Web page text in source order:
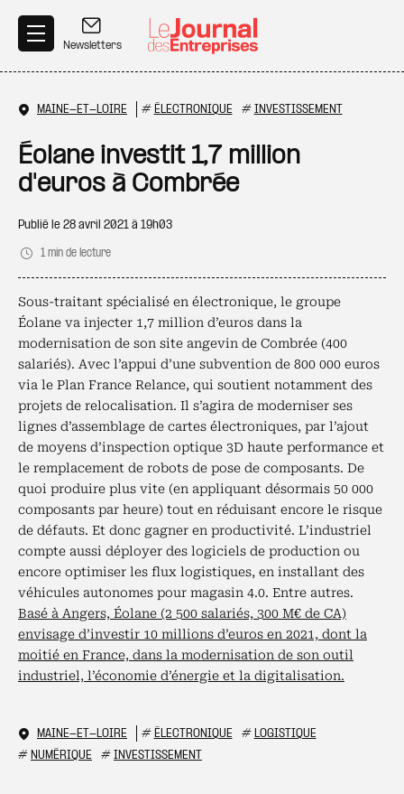
Newsletters
MAINE-ET-LOIRE # ÉLECTRONIQUE # INVESTISSEMENT
Éolane investit 1,7 million
d'euros à Combrée
Publié le 28 avril 2021 à 19h03
1 min de lecture
Sous-traitant spécialisé en électronique, le groupe
Éolane va injecter 1,7 million d’euros dans la
modernisation de son site angevin de Combrée (400
salariés). Avec l’appui d’une subvention de 800 000 euros
via le Plan France Relance, qui soutient notamment des
projets de relocalisation. Il s’agira de moderniser ses
lignes d’assemblage de cartes électroniques, par l’ajout
de moyens d’inspection optique 3D haute performance et
le remplacement de robots de pose de composants. De
quoi produire plus vite (en appliquant désormais 50 000
composants par heure) tout en réduisant encore le risque
de défauts. Et donc gagner en productivité. L’industriel
compte aussi déployer des logiciels de production ou
encore optimiser les flux logistiques, en installant des
véhicules autonomes pour magasin 4.0. Entre autres.
Basé à Angers, Éolane (2 500 salariés, 300 M€ de CA)
envisage d’investir 10 millions d’euros en 2021, dont la
moitié en France, dans la modernisation de son outil
industriel, l’économie d’énergie et la digitalisation.
MAINE-ET-LOIRE # ÉLECTRONIQUE # LOGISTIQUE
# NUMÉRIQUE # INVESTISSEMENT